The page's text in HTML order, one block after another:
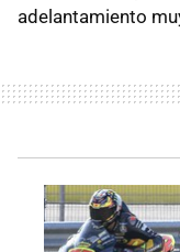
adelantamiento